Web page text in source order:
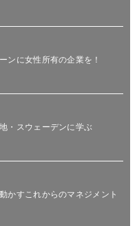
ンに女性所有の企業を！
・スウェーデンに学ぶ
かすこれからのマネジメント